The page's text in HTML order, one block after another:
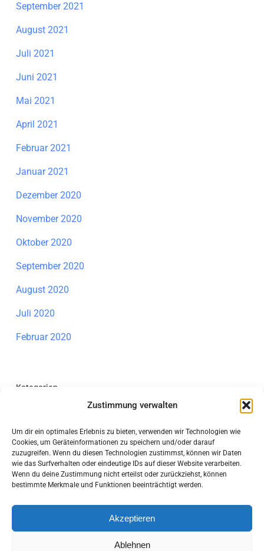
Zustimmung verwalten
Um dir ein optimales Erlebnis zu bieten, verwenden wir Technologien wie
Cookies, um Geräteinformationen zu speichern und/oder darauf
zuzugreifen. Wenn du diesen Technologien zustimmst, können wir Daten
wie das Surfverhalten oder eindeutige IDs auf dieser Website verarbeiten.
Wenn du deine Zustimmung nicht erteilst oder zurückziehst, können
bestimmte Merkmale und Funktionen beeinträchtigt werden.
Akzeptieren
Ablehnen
September 2021
August 2021
Juli 2021
Juni 2021
Mai 2021
April 2021
Februar 2021
Januar 2021
Dezember 2020
November 2020
Oktober 2020
September 2020
August 2020
Juli 2020
Februar 2020
Kategorien
Individuelle Förderung Mathematik
Information